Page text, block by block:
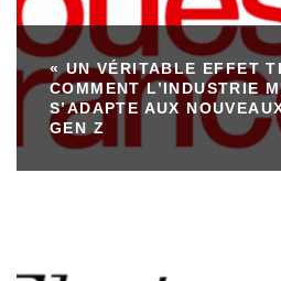
« UN VÉRITABLE EFFET
COMMENT L’INDUSTRIE
S’ADAPTE AUX
GEN Z